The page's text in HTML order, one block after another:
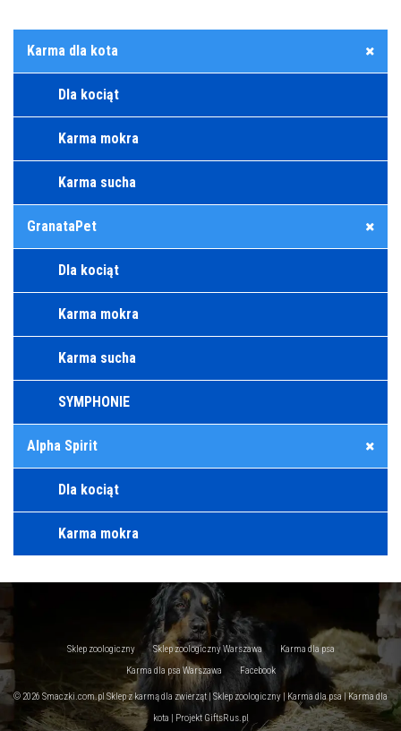
Karma dla kota
Dla kociąt
Karma mokra
Karma sucha
GranataPet
Dla kociąt
Karma mokra
Karma sucha
SYMPHONIE
Alpha Spirit
Dla kociąt
Karma mokra
Sklep zoologiczny Sklep zoologiczny Warszawa
Karma dla psa
Karma dla psa Warszawa
Facebook
© 2026 Smaczki.com.pl Sklep z karmą dla zwierząt | Sklep zoologiczny | Karma dla psa | Karma dla
kota | Projekt GiftsRus.pl